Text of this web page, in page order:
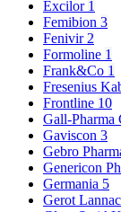
Excilor 1
Femibion 3
Fenivir 2
Formoline 1
Frank&Co 1
Fresenius
Frontline 10
Gall-Pharma
Gaviscon 3
Gebro
Genericon
Germania 5
Gerot